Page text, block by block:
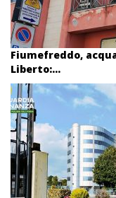
Fiumefreddo,
Liberto:...